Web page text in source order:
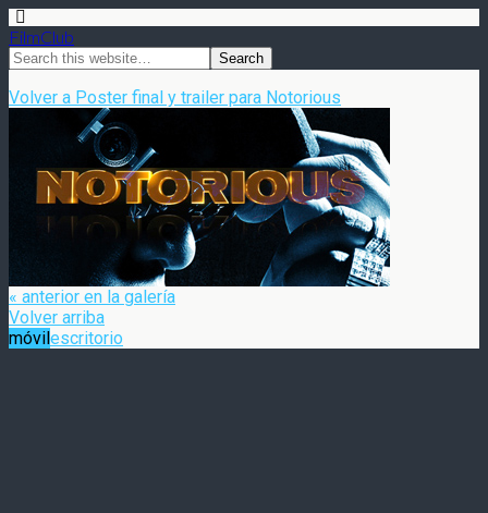
FilmClub
Volver a Poster final y trailer para Notorious
« anterior en la galería
Volver arriba
móvilescritorio